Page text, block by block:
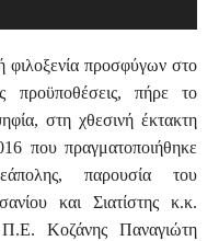
φιλοξενία προσφύγων στο
προϋποθέσεις, πήρε το
στη χθεσινή έκτακτη
που πραγματοποιήθηκε
παρουσία του
και Σιατίστης κ.κ.
Π.Ε. Κοζάνης Παναγιώτη